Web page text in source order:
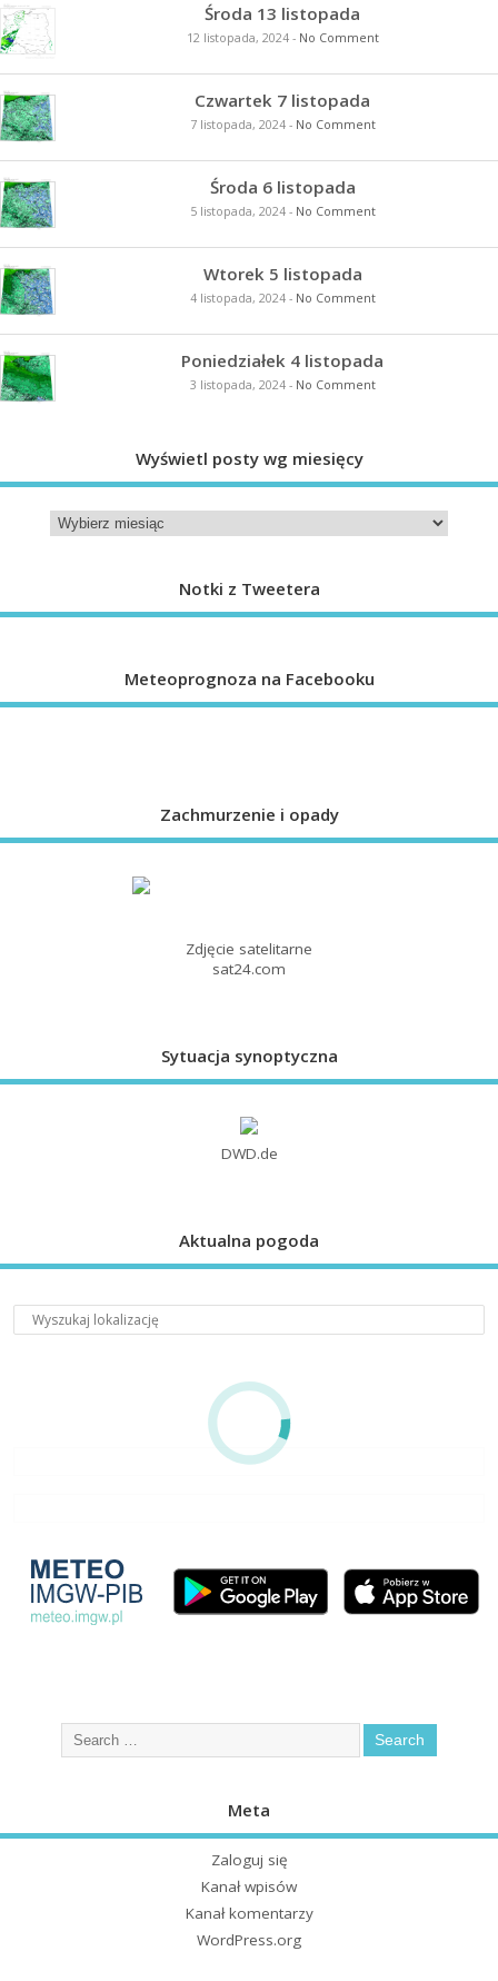
Środa 13 listopada
12 listopada, 2024- No Comment
Czwartek 7 listopada
7 listopada, 2024- No Comment
Środa 6 listopada
5 listopada, 2024- No Comment
Wtorek 5 listopada
4 listopada, 2024- No Comment
Poniedziałek 4 listopada
3 listopada, 2024- No Comment
Wyświetl posty wg miesięcy
Notki z Tweetera
Meteoprognoza na Facebooku
Zachmurzenie i opady
Zdjęcie satelitarne
sat24.com
Sytuacja synoptyczna
DWD.de
Aktualna pogoda
Meta
Zaloguj się
Kanał wpisów
Kanał komentarzy
WordPress.org